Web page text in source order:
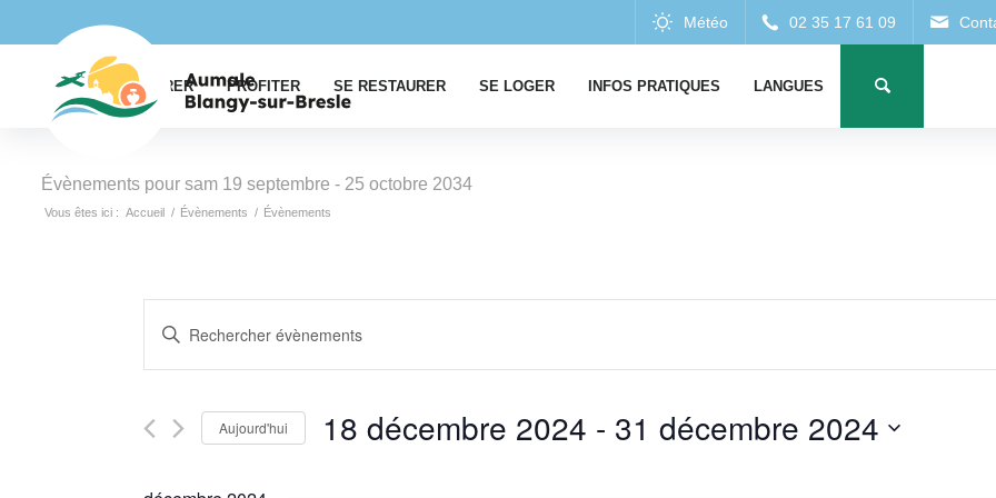
EXPLORER PROFITER SE RESTAURER SE LOGER INFOS PRATIQUES LANGUES
Évènements pour sam 19 septembre - 25 octobre 2034
Vous êtes ici : Accueil / Évènements / Évènements
et
navigation
de
vues
Saisir
ÉvènementsAujourd'hui 18 décembre 2024 - 31 décembre 2024